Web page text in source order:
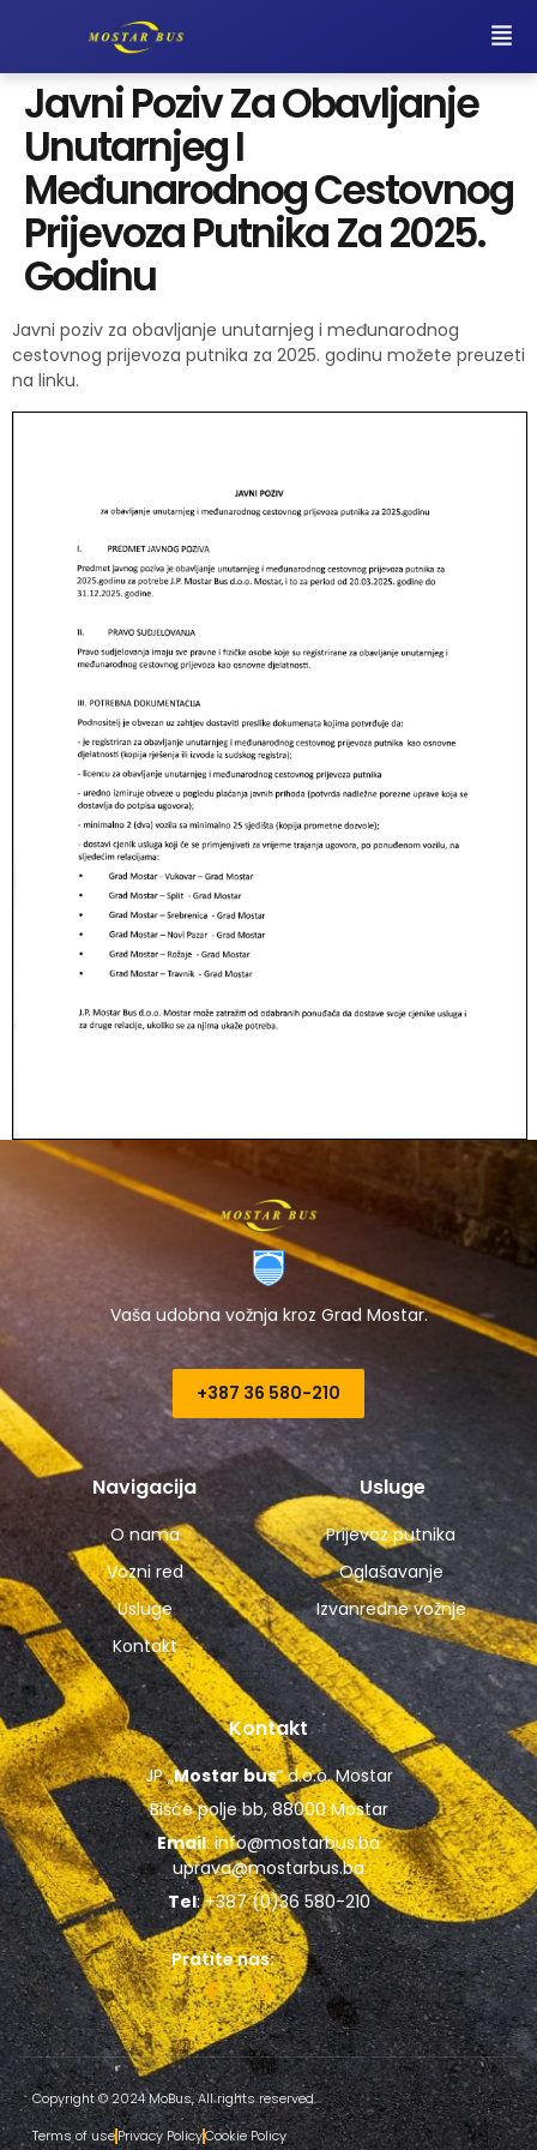
Javni Poziv Za Obavljanje
Unutarnjeg I
Međunarodnog Cestovnog
Prijevoza Putnika Za 2025.
Godinu
Javni poziv za obavljanje unutarnjeg i međunarodnog
cestovnog prijevoza putnika za 2025. godinu možete preuzeti
na linku.
Vaša udobna vožnja kroz Grad Mostar.
+387 36 580-210​
Navigacija
O nama
Vozni red
Usluge
Kontakt
Usluge
Prijevoz putnika
Oglašavanje
Izvanredne vožnje
Kontakt
JP „Mostar bus“ d.o.o. Mostar
Bišće polje bb, 88000 Mostar
Email:info@mostarbus.ba
uprava@mostarbus.ba
Tel: +387 (0)36 580-210
Pratite nas:
Copyright © 2024 MoBus, All rights reserved.
Terms of usePrivacy PolicyCookie Policy